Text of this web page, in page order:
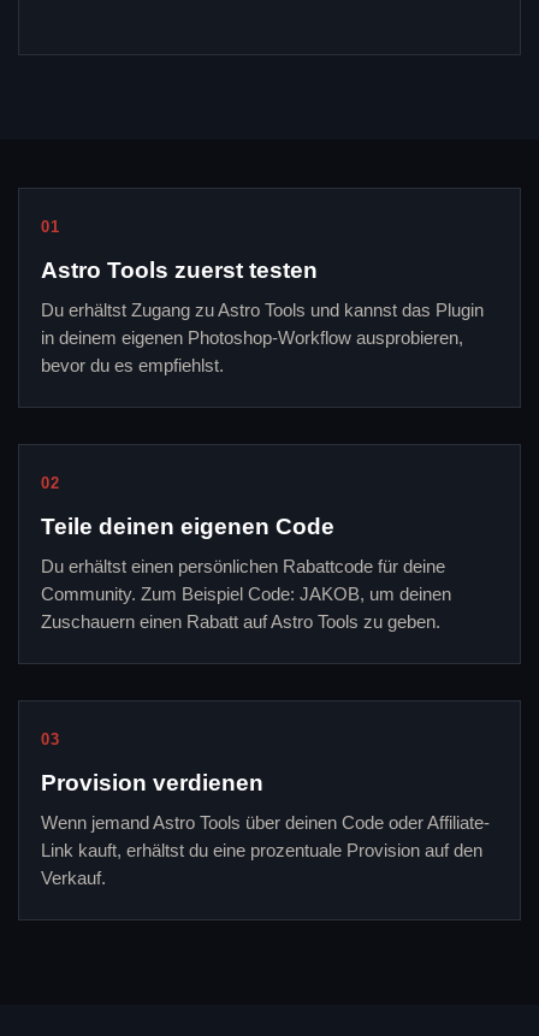
01
Astro Tools zuerst testen
Du erhältst Zugang zu Astro Tools und kannst das Plugin
in deinem eigenen Photoshop-Workflow ausprobieren,
bevor du es empfiehlst.
02
Teile deinen eigenen Code
Du erhältst einen persönlichen Rabattcode für deine
Community. Zum Beispiel Code: JAKOB, um deinen
Zuschauern einen Rabatt auf Astro Tools zu geben.
03
Provision verdienen
Wenn jemand Astro Tools über deinen Code oder Affiliate-
Link kauft, erhältst du eine prozentuale Provision auf den
Verkauf.